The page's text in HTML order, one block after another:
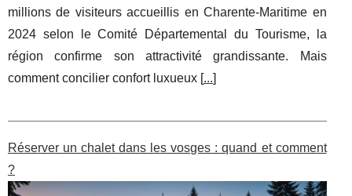
millions de visiteurs accueillis en Charente-Maritime en
2024 selon le Comité Départemental du Tourisme, la
région confirme son attractivité grandissante. Mais
comment concilier confort luxueux [...]
Réserver un chalet dans les vosges : quand et comment
?